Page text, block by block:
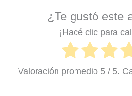
¿Te gustó este
¡Hacé clic para
Valoración promedio 5 / 5.